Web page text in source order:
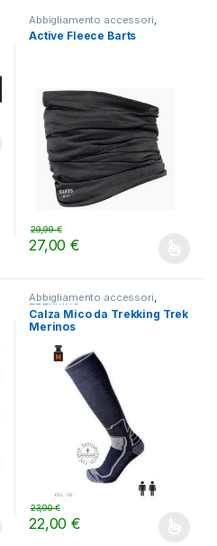
Abbigliamento accessori
TREKKING Accessori Cappelli
e Guanti,LIFESTYLE
Active Fleece Barts
27,00€
29,99€
Questo prodotto ha più
Abbigliamento accessori,
TREKKING
Calza Mico da Trekking Trek
Merinos
22,00€
23,90€
Questo prodotto ha più